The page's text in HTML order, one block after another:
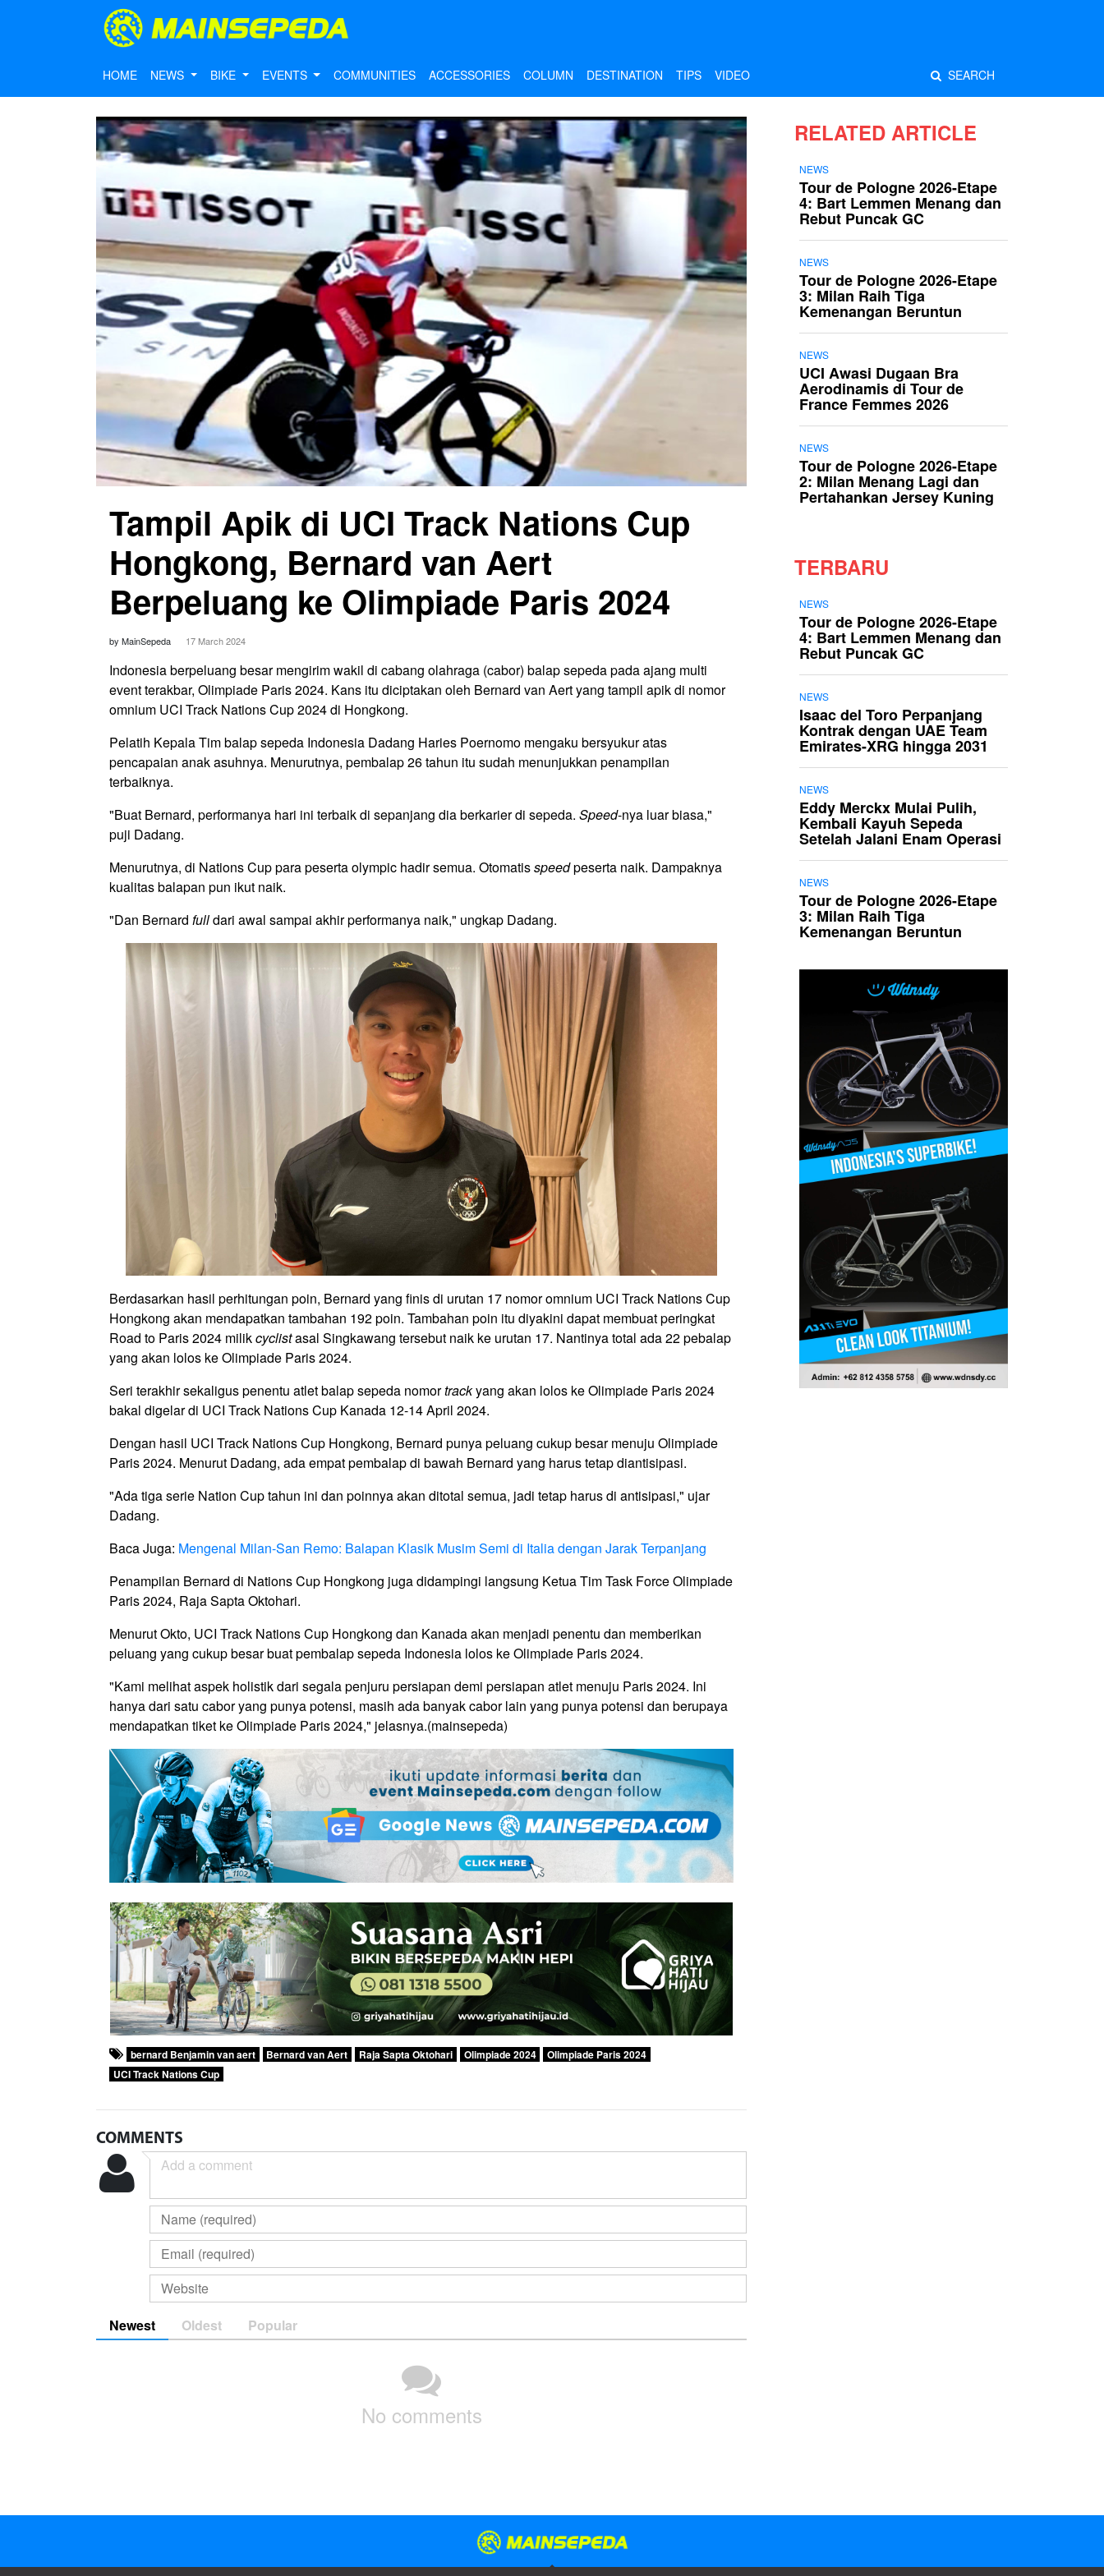
HOME NEWS BIKE EVENTS COMMUNITIES ACCESSORIES COLUMN DESTINATION TIPS VIDEO SEARCH
Tampil Apik di UCI Track Nations Cup
Hongkong, Bernard van Aert
Berpeluang ke Olimpiade Paris 2024
by MainSepeda 17 March 2024
Indonesia berpeluang besar mengirim wakil di cabang olahraga (cabor) balap sepeda pada ajang multi
event terakbar, Olimpiade Paris 2024. Kans itu diciptakan oleh Bernard van Aert yang tampil apik di nomor
omnium UCI Track Nations Cup 2024 di Hongkong.
Pelatih Kepala Tim balap sepeda Indonesia Dadang Haries Poernomo mengaku bersyukur atas
pencapaian anak asuhnya. Menurutnya, pembalap 26 tahun itu sudah menunjukkan penampilan
terbaiknya.
"Buat Bernard, performanya hari ini terbaik di sepanjang dia berkarier di sepeda. Speed-nya luar biasa,"
puji Dadang.
Menurutnya, di Nations Cup para peserta olympic hadir semua. Otomatisspeedpeserta naik. Dampaknya
kualitas balapan pun ikut naik.
"Dan Bernard fulldari awal sampai akhir performanya naik," ungkap Dadang.
Berdasarkan hasil perhitungan poin, Bernard yang finis di urutan 17 nomor omnium UCI Track Nations Cup
Hongkong akan mendapatkan tambahan 192 poin. Tambahan poin itu diyakini dapat membuat peringkat
Road to Paris 2024 milikcyclistasal Singkawang tersebut naik ke urutan 17. Nantinya total ada 22 pebalap
yang akan lolos ke Olimpiade Paris 2024.
Seri terakhir sekaligus penentu atlet balap sepeda nomortrackyang akan lolos ke Olimpiade Paris 2024
bakal digelar di UCI Track Nations Cup Kanada 12-14 April 2024.
Dengan hasil UCI Track Nations Cup Hongkong, Bernard punya peluang cukup besar menuju Olimpiade
Paris 2024. Menurut Dadang, ada empat pembalap di bawah Bernard yang harus tetap diantisipasi.
"Ada tiga serie Nation Cup tahun ini dan poinnya akan ditotal semua, jadi tetap harus di antisipasi," ujar
Dadang.
Baca Juga: Mengenal Milan-San Remo: Balapan Klasik Musim Semi di Italia dengan Jarak Terpanjang
Penampilan Bernard di Nations Cup Hongkong juga didampingi langsung Ketua Tim Task Force Olimpiade
Paris 2024, Raja Sapta Oktohari.
Menurut Okto, UCI Track Nations Cup Hongkong dan Kanada akan menjadi penentu dan memberikan
peluang yang cukup besar buat pembalap sepeda Indonesia lolos ke Olimpiade Paris 2024.
"Kami melihat aspek holistik dari segala penjuru persiapan demi persiapan atlet menuju Paris 2024. Ini
hanya dari satu cabor yang punya potensi, masih ada banyak cabor lain yang punya potensi dan berupaya
mendapatkan tiket ke Olimpiade Paris 2024," jelasnya.(mainsepeda)
bernard Benjamin van aert Bernard van Aert Raja Sapta Oktohari Olimpiade 2024
Olimpiade Paris 2024
UCI Track Nations Cup
COMMENTS
Newest Oldest Popular
No comments
RELATED ARTICLE
NEWS
Tour de Pologne 2026-Etape
4: Bart Lemmen Menang dan
Rebut Puncak GC
NEWS
Tour de Pologne 2026-Etape
3: Milan Raih Tiga
Kemenangan Beruntun
NEWS
UCI Awasi Dugaan Bra
Aerodinamis di Tour de
France Femmes 2026
NEWS
Tour de Pologne 2026-Etape
2: Milan Menang Lagi dan
Pertahankan Jersey Kuning
TERBARU
NEWS
Tour de Pologne 2026-Etape
4: Bart Lemmen Menang dan
Rebut Puncak GC
NEWS
Isaac del Toro Perpanjang
Kontrak dengan UAE Team
Emirates-XRG hingga 2031
NEWS
Eddy Merckx Mulai Pulih,
Kembali Kayuh Sepeda
Setelah Jalani Enam Operasi
NEWS
Tour de Pologne 2026-Etape
3: Milan Raih Tiga
Kemenangan Beruntun